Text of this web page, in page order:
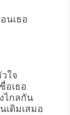
นเธอ
ใจ
อเธอ
ไกลกัน
เดิมเสมอ